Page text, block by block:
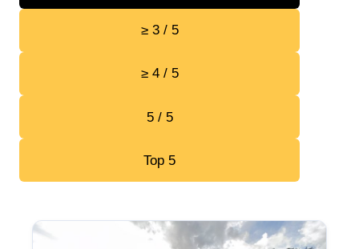
≥ 3 / 5
≥ 4 / 5
5 / 5
Top 5